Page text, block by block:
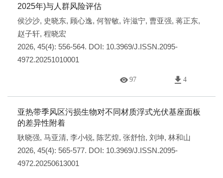
2025年)与人群风险评估
侯沙沙, 史晓东, 顾心逸, 何智敏, 许滋宁, 曹亚强, 蒋正东,
赵子轩, 程晓宏
2026, 45(4): 556-564. DOI: 10.3969/J.ISSN.2095-
4972.20251010001
97 4
亚热带季风区污损生物对不同材质浮式光伏基座面板
的差异性附着
耿晓强, 马亚清, 李小锐, 陈艺煌, 张舒怡, 刘坤, 林和山
2026, 45(4): 565-577. DOI: 10.3969/J.ISSN.2095-
4972.20250613001